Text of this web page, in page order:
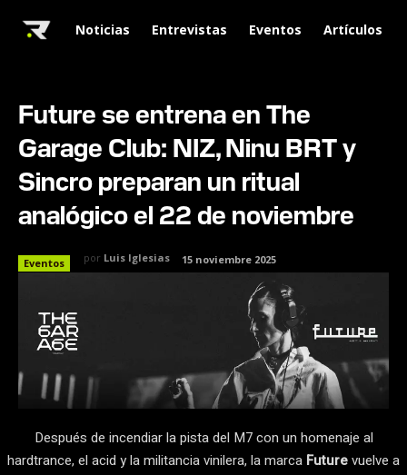
Noticias Entrevistas Eventos Artículos
Future se entrena en The
Garage Club: NIZ, Ninu BRT y
Sincro preparan un ritual
analógico el 22 de noviembre
Eventos por Luis Iglesias 15 noviembre 2025
Después de incendiar la pista del M7 con un homenaje al
hardtrance, el acid y la militancia vinilera, la marca Futurevuelve a